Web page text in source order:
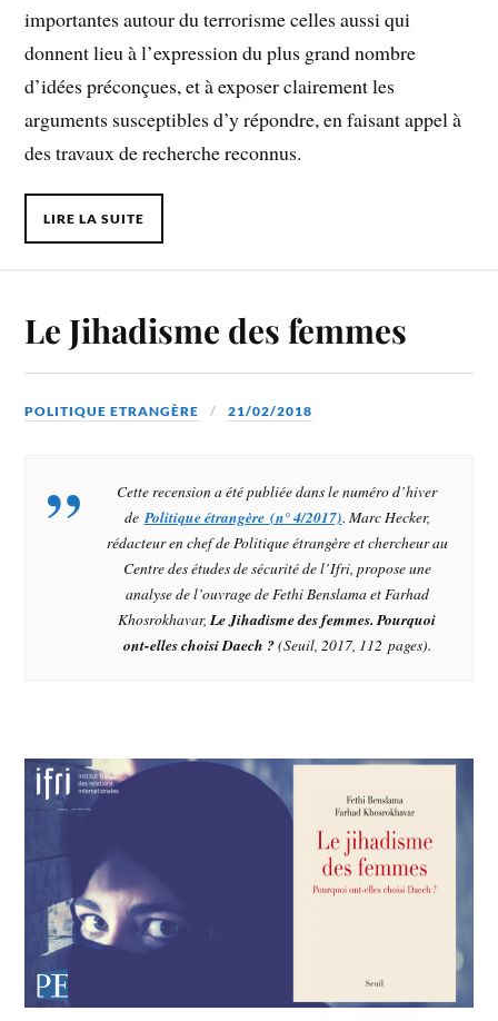
importantes autour du terrorisme celles aussi qui
donnent lieu à l’expression du plus grand nombre
d’idées préconçues, et à exposer clairement les
arguments susceptibles d’y répondre, en faisant appel à
des travaux de recherche reconnus.
LIRE LA SUITE
Le Jihadisme des femmes
POLITIQUE ETRANGÈRE 21/02/2018
Cette recension a été publiée dans le numéro d’hiver
dePolitique étrangère (n° 4/2017). Marc Hecker,
rédacteur en chef dePolitique étrangèreet chercheur au
Centre des études de sécurité de l’Ifri, propose une
analyse de l’ouvrage de Fethi Benslama et Farhad
Khosrokhavar,Le Jihadisme des femmes. Pourquoi
ont-elles choisi Daech ?(Seuil, 2017, 112 pages).